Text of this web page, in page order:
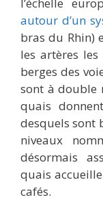
autour d’un
bras du Rhin)
les artères
berges des
sont à double
quais
desquels sont
niveaux
désormais
quais
cafés.